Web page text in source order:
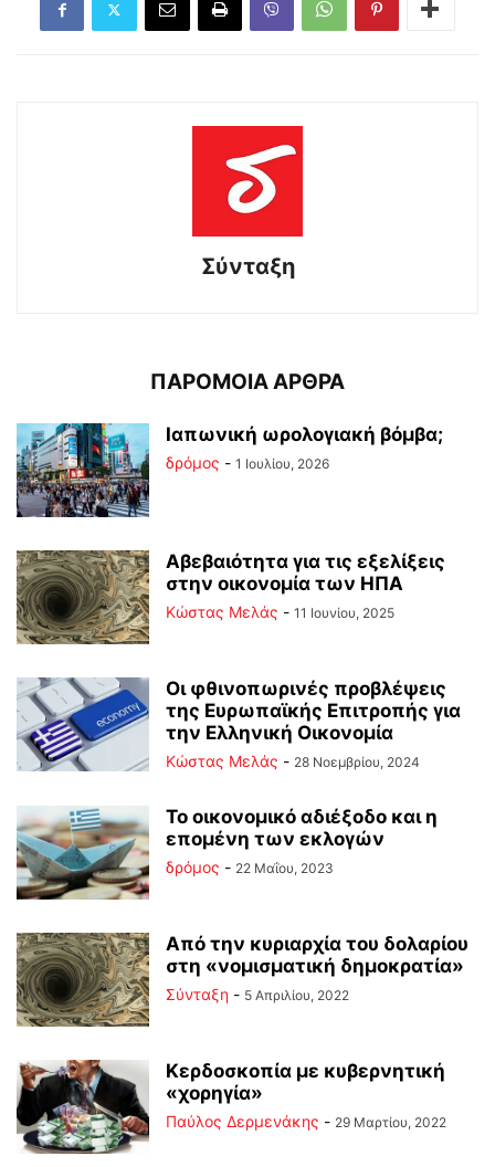
Σύνταξη
ΠΑΡΟΜΟΙΑ ΑΡΘΡΑ
Ιαπωνική ωρολογιακή βόμβα;
δρόμος - 1 Ιουλίου, 2026
Αβεβαιότητα για τις εξελίξεις
στην οικονομία των ΗΠΑ
Κώστας Μελάς - 11 Ιουνίου, 2025
Οι φθινοπωρινές προβλέψεις
της Ευρωπαϊκής Επιτροπής για
την Ελληνική Οικονομία
Κώστας Μελάς - 28 Νοεμβρίου, 2024
Το οικονομικό αδιέξοδο και η
επομένη των εκλογών
δρόμος - 22 Μαΐου, 2023
Από την κυριαρχία του δολαρίου
στη «νομισματική δημοκρατία»
Σύνταξη - 5 Απριλίου, 2022
Κερδοσκοπία με κυβερνητική
«χορηγία»
Παύλος Δερμενάκης - 29 Μαρτίου, 2022